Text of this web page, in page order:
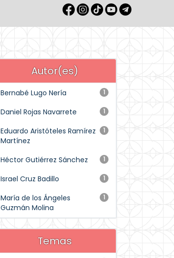
Autor(es)
1
Bernabé Lugo Nería
1
Daniel Rojas Navarrete
1
Eduardo Aristóteles Ramírez
Martínez
1
Héctor Gutiérrez Sánchez
1
Israel Cruz Badillo
1
María de los Ángeles
Guzmán Molina
Temas